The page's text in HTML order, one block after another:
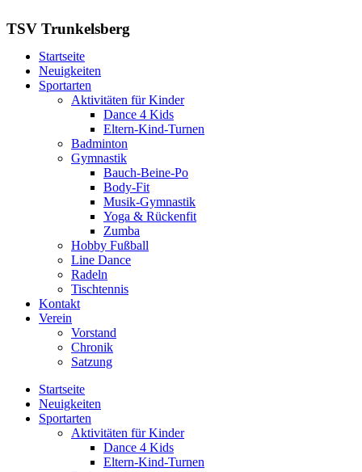
TSV Trunkelsberg
Startseite
Neuigkeiten
Sportarten
Aktivitäten für Kinder
Dance 4 Kids
Eltern-Kind-Turnen
Badminton
Gymnastik
Bauch-Beine-Po
Body-Fit
Musik-Gymnastik
Yoga & Rückenfit
Zumba
Hobby Fußball
Line Dance
Radeln
Tischtennis
Kontakt
Verein
Vorstand
Chronik
Satzung
Startseite
Neuigkeiten
Sportarten
Aktivitäten für Kinder
Dance 4 Kids
Eltern-Kind-Turnen